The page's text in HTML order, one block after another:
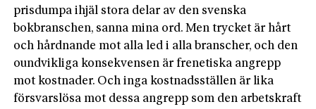
prisdumpa ihjäl stora delar av den svenska
bokbranschen, sanna mina ord. Men trycket är hårt
och hårdnande mot alla led i alla branscher, och den
oundvikliga konsekvensen är frenetiska angrepp
mot kostnader. Och inga kostnadsställen är lika
försvarslösa mot dessa angrepp som den arbetskraft